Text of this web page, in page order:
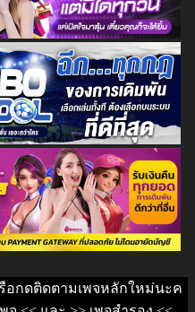
อกดติดตามเพจหลักใหม่นะค